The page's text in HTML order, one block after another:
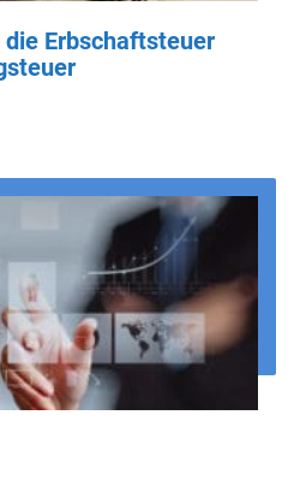
Erbschaftsteuer